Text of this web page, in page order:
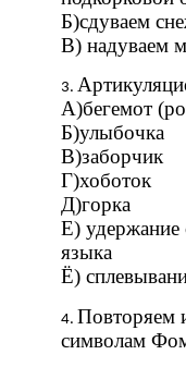
Б)сдуваем
В) надуваем
А)бегемот
Б)улыбочка
В)заборчик
Г)хоботок
Д)горка
Е) удержание
языка
Ё)
Повторяем
символам